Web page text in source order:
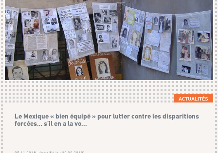
ACTUALITÉS
Le Mexique « bien équipé » pour lutter contre les disparitions
forcées… s’il en a la vo...